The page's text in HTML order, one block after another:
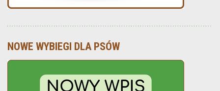
NOWE WYBIEGI DLA PSÓW